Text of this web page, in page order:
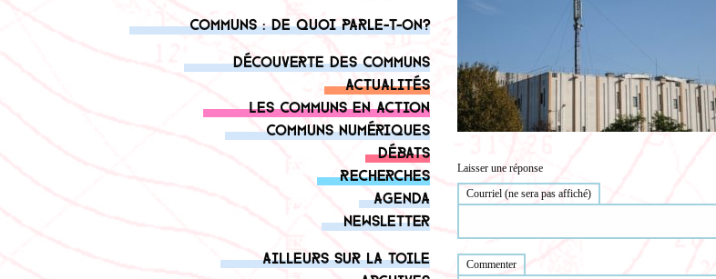
Communs : de quoi parle-t-on?
Découverte des communs
Actualités
Les communs en action
Communs numériques
Débats
Recherches
Agenda
Newsletter
Ailleurs sur la toile
Laisser une réponse
Courriel (ne sera pas affiché)
Commenter